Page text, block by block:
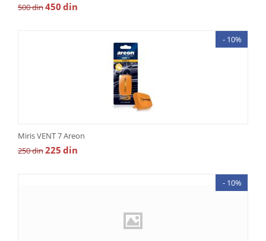
500din450 din
- 10%
Miris VENT 7 Areon
250din225 din
- 10%